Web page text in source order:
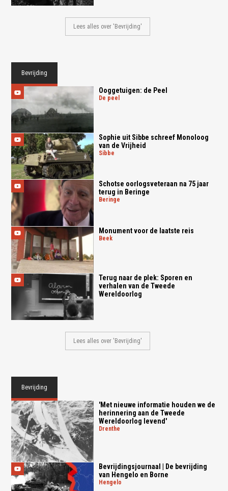
Lees alles over 'Bevrijding'
Bevrijding
Ooggetuigen: de Peel
de peel
Sophie uit Sibbe schreef Monoloog
van de Vrijheid
sibbe
Schotse oorlogsveteraan na 75 jaar
terug in Beringe
beringe
Monument voor de laatste reis
beek
Terug naar de plek: Sporen en
verhalen van de Tweede
Wereldoorlog
Lees alles over 'Bevrijding'
Bevrijding
'Met nieuwe informatie houden we de
herinnering aan de Tweede
Wereldoorlog levend'
drenthe
Bevrijdingsjournaal | De bevrijding
van Hengelo en Borne
hengelo